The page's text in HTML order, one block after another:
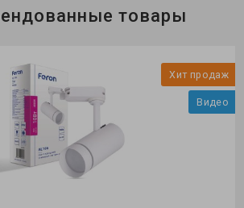
трековый
товары
Хит продаж
Видео